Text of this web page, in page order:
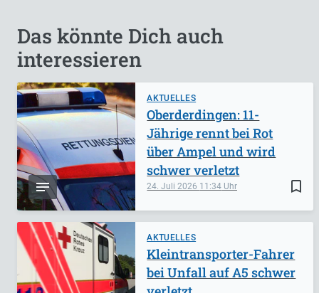
Das könnte Dich auch
interessieren
AKTUELLES
bookmark_border
24. Juli 2026 11:34
Oberderdingen: 11-
Jährige rennt bei Rot
über Ampel und wird
schwer verletzt
AKTUELLES
Kleintransporter-Fahrer
bei Unfall auf A5 schwer